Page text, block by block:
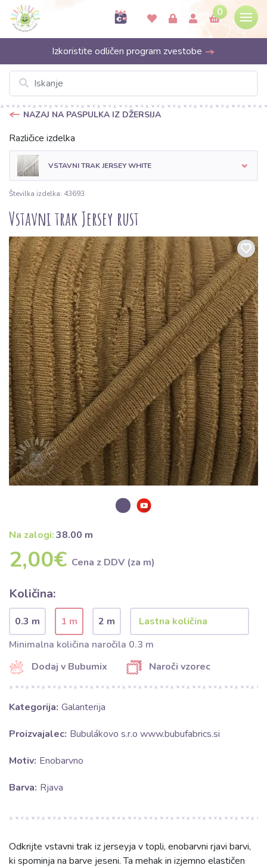
0
Izkoristite odličen program zvestobe
NAZAJ NA PASPULKA IZ DŽERSIJA
Različice izdelka
VSTAVNI TRAK JERSEY WHITE
Številka izdelka: 43693
Vstavni trak Jersey rust
Na zalogi:38.00 m
2,00€ Cena z DDV (za m)
Količina:
0.3 m 1 m
2 m
Minimalna količina naročila 0.3 m
Dodaj v Bubumix
Naroči vzorec
Kategorija: Galanterija
Proizvajalec: Bubulákovo s.r.o www.bubufabrics.si
Motiv: Enobarvno
Barva: Rjava
Odkrijte vstavni trak iz jerseyja v topli, enobarvni rjavi barvi,
ki spominja na barve jeseni. Ta mehak in izjemno elastičen